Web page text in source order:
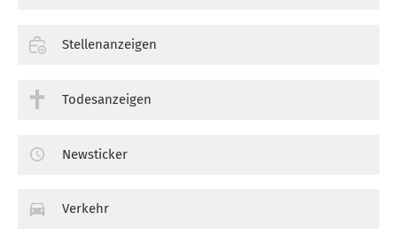
Stellenanzeigen
Todesanzeigen
Newsticker
Verkehr